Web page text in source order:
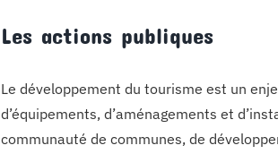
Les actions publiques
Le développement du tourisme est un
d’équipements, d’aménagements et
communauté de communes, de